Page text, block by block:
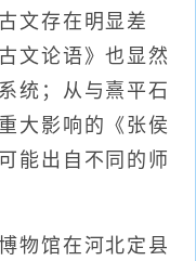
文存在明显差
文论语》也显然
统；从与熹平石
大影响的《张侯
能出自不同的师
馆在河北定县